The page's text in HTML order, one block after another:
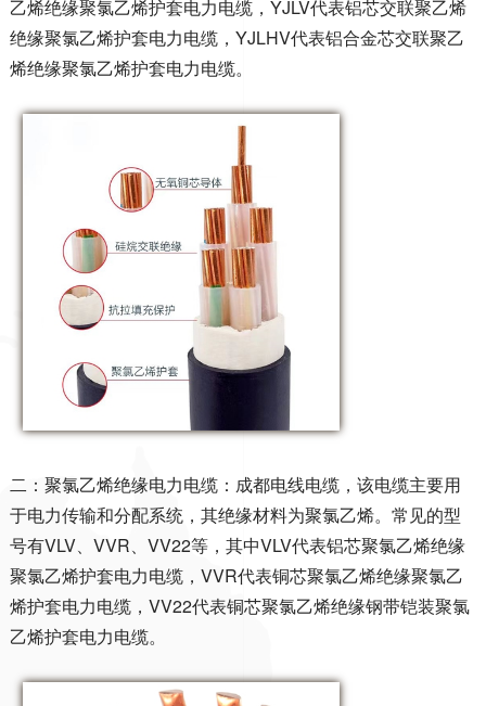
乙烯绝缘聚氯乙烯护套电力电缆， YJLV代表铝芯交联聚乙烯
绝缘聚氯乙烯护套电力电缆， YJLHV代表铝合金芯交联聚乙
烯绝缘聚氯乙烯护套电力电缆。
二： 聚氯乙烯绝缘电力电缆： 成都电线电缆， 该电缆主要用
于电力传输和分配系统，其绝缘材料为聚氯乙烯。常见的型
号有VLV、 VVR、 VV22等，其中VLV代表铝芯聚氯乙烯绝缘
聚氯乙烯护套电力电缆， VVR代表铜芯聚氯乙烯绝缘聚氯乙
烯护套电力电缆， VV22代表铜芯聚氯乙烯绝缘钢带铠装聚氯
乙烯护套电力电缆。